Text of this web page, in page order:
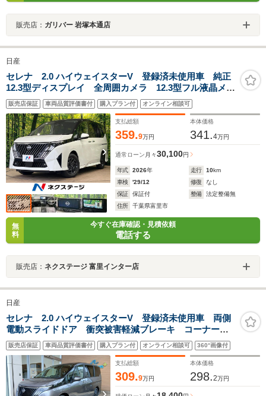
販売店： ガリバー 岩塚本通店
日産
セレナ 2.0 ハイウェイスターV 登録済未使用車 純正
12.3型ディスプレイ 全周囲カメラ 12.3型フル液晶メー
ター プロパイロット デジタルミラー ハンズフリー
両側電動 エマージェンシーブレーキ BSM コーナー
センサー ドラレコ
販売店保証 車両品質評価書付 購入プラン付 オンライン相談可
支払総額
359.9万円
本体価格
341.4万円
通常ローン 月々30,100円
年式 2026年 走行 10km
車検
'29/12 修復
なし
保証
保証付 整備
法定整備無
住所
千葉県富里市
無
料
今すぐ在庫確認・見積依頼
電話する
販売店： ネクステージ 富里インター店
日産
セレナ 2.0 ハイウェイスターV 登録済未使用車 両側
電動スライドドア 衝突被害軽減ブレーキ コーナーセ
ンサー スマートキー アラウンドビューモニター ア
イドリングストップ 電動格納ドアミラー アルミホイ
ール LEDヘッドライト
販売店保証 車両品質評価書付 購入プラン付 オンライン相談可 360°画像付
支払総額
309.9万円
本体価格
298.2万円